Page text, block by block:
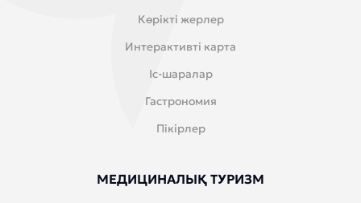
Көрікті жерлер
Интерактивті карта
Іс-шаралар
Гастрономия
Пікірлер
МЕДИЦИНАЛЫҚ ТУРИЗМ